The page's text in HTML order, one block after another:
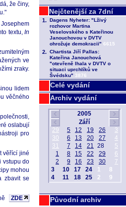
Celé vydání
Archiv vydání
Původní archiv
že činy,
textu, In
ve
zraky.
lidem
věčného
oslabují
pro
věřící jiné
vstupu do
mohou
zbavit se
ZDE